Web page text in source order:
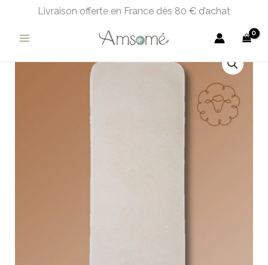
contenu
Livraison offerte en France dès 80 € d’achat